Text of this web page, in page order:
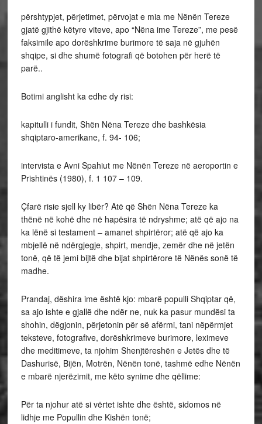
përshtypjet, përjetimet, përvojat e mia me Nënën Tereze
gjatë gjithë këtyre viteve, apo “Nëna ime Tereze”, me pesë
faksimile apo dorëshkrime burimore të saja në gjuhën
shqipe, si dhe shumë fotografi që botohen për herë të
parë..
Botimi anglisht ka edhe dy risi:
kapitulli i fundit, Shën Nëna Tereze dhe bashkësia
shqiptaro-amerikane, f. 94- 106;
intervista e Avni Spahiut me Nënën Tereze në aeroportin e
Prishtinës (1980), f. 1 107 – 109.
Çfarë risie sjell ky libër? Atë që Shën Nëna Tereze ka
thënë në kohë dhe në hapësira të ndryshme; atë që ajo na
ka lënë si testament – amanet shpirtëror; atë që ajo ka
mbjellë në ndërgjegje, shpirt, mendje, zemër dhe në jetën
tonë, që të jemi bijtë dhe bijat shpirtërore të Nënës sonë të
madhe.
Prandaj, dëshira ime është kjo: mbarë populli Shqiptar që,
sa ajo ishte e gjallë dhe ndër ne, nuk ka pasur mundësi ta
shohin, dëgjonin, përjetonin për së afërmi, tani nëpërmjet
teksteve, fotografive, dorëshkrimeve burimore, leximeve
dhe meditimeve, ta njohim Shenjtëreshën e Jetës dhe të
Dashurisë, Bijën, Motrën, Nënën tonë, tashmë edhe Nënën
e mbarë njerëzimit, me këto synime dhe qëllime:
Për ta njohur atë si vërtet ishte dhe është, sidomos në
lidhje me Popullin dhe Kishën tonë;